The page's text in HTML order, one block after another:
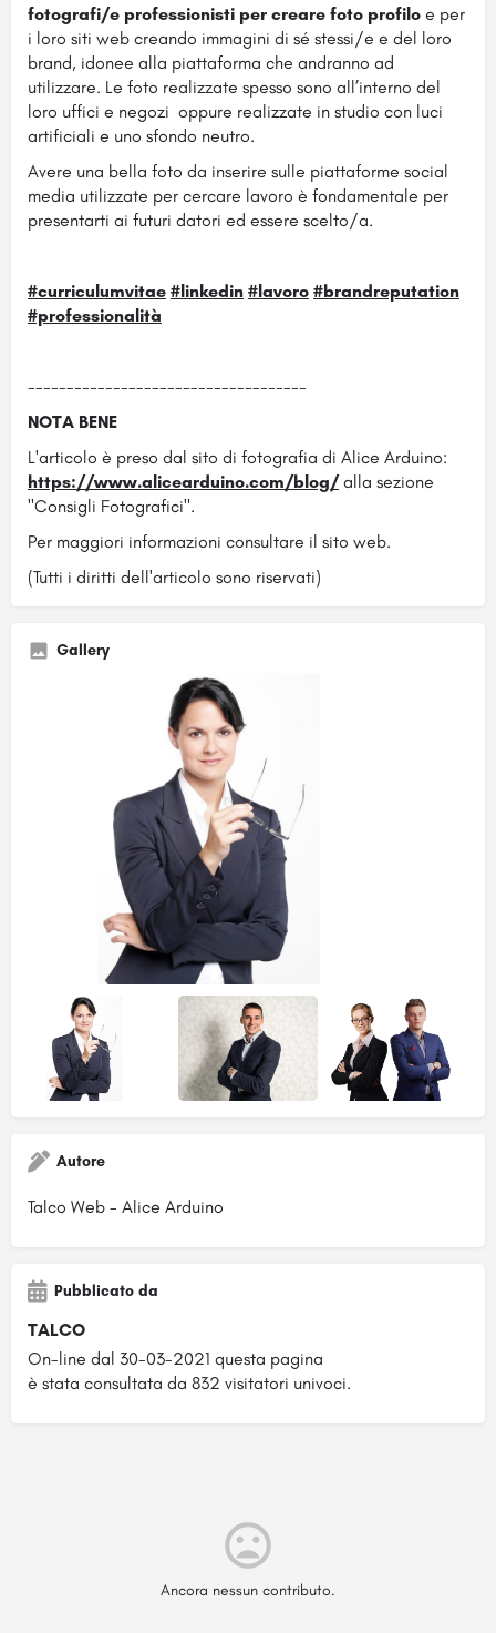
fotografi/e professionisti per creare foto profilo e per
i loro siti web creando immagini di sé stessi/e e del loro
brand, idonee alla piattaforma che andranno ad
utilizzare. Le foto realizzate spesso sono all’interno del
loro uffici e negozi oppure realizzate in studio con luci
artificiali e uno sfondo neutro.
Avere una bella foto da inserire sulle piattaforme social
media utilizzate per cercare lavoro è fondamentale per
presentarti ai futuri datori ed essere scelto/a.
#curriculumvitae #linkedin #lavoro #brandreputation
#professionalità
------------------------------------
NOTA BENE
L'articolo è preso dal sito di fotografia di Alice Arduino:
https://www.alicearduino.com/blog/alla sezione
"Consigli Fotografici".
Per maggiori informazioni consultare il sito web.
(Tutti i diritti dell'articolo sono riservati)
Gallery
Autore
Talco Web - Alice Arduino
Pubblicato da
TALCO
On-line dal 30-03-2021 questa pagina
è stata consultata da 832 visitatori univoci.
Ancora nessun contributo.